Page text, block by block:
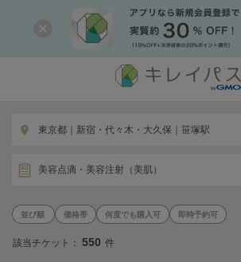
東京都｜新宿・代々木・大久保｜笹塚駅
美容点滴・美容注射（美肌）
価格帯 何度でも購入可 即時予約可
該当チケット： 550 件